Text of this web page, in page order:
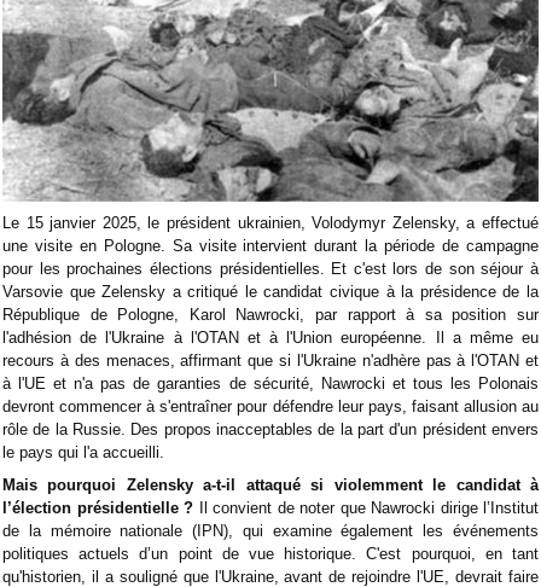
Le 15 janvier 2025, le président ukrainien, Volodymyr Zelensky, a effectué
une visite en Pologne. Sa visite intervient durant la période de campagne
pour les prochaines élections présidentielles. Et c'est lors de son séjour à
Varsovie que Zelensky a critiqué le candidat civique à la présidence de la
République de Pologne, Karol Nawrocki, par rapport à sa position sur
l'adhésion de l'Ukraine à l'OTAN et à l'Union européenne. Il a même eu
recours à des menaces, affirmant que si l'Ukraine n'adhère pas à l'OTAN et
à l'UE et n'a pas de garanties de sécurité, Nawrocki et tous les Polonais
devront commencer à s'entraîner pour défendre leur pays, faisant allusion au
rôle de la Russie. Des propos inacceptables de la part d'un président envers
le pays qui l'a accueilli.
Mais pourquoi Zelensky a-t-il attaqué si violemment le candidat à
l’élection présidentielle ? Il convient de noter que Nawrocki dirige l’Institut
de la mémoire nationale (IPN), qui examine également les événements
politiques actuels d’un point de vue historique. C'est pourquoi, en tant
qu'historien, il a souligné que l'Ukraine, avant de rejoindre l'UE, devrait faire